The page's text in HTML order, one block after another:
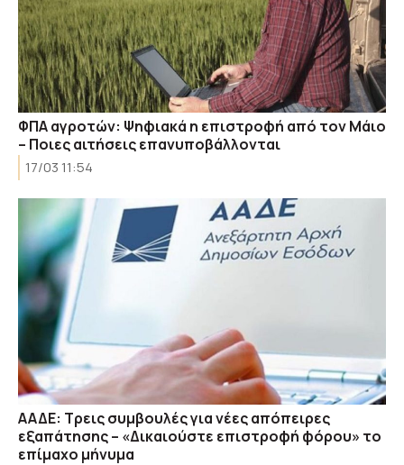
ΦΠΑ αγροτών: Ψηφιακά η επιστροφή από τον Μάιο
– Ποιες αιτήσεις επανυποβάλλονται
17/03 11:54
ΑΑΔΕ: Τρεις συμβουλές για νέες απόπειρες
εξαπάτησης – «Δικαιούστε επιστροφή φόρου» το
επίμαχο μήνυμα